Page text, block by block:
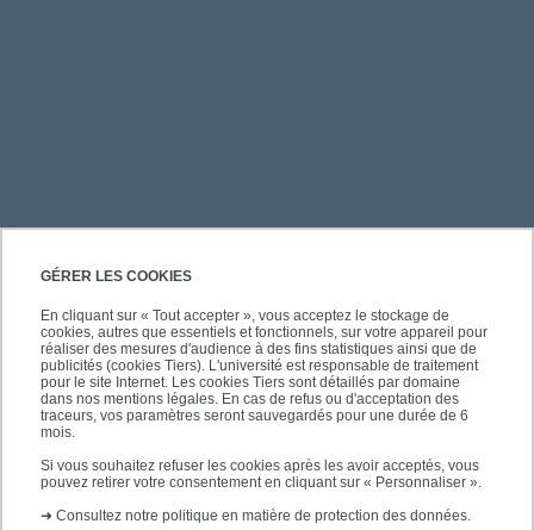
GÉRER LES COOKIES
En cliquant sur « Tout accepter », vous acceptez le stockage de
cookies, autres que essentiels et fonctionnels, sur votre appareil pour
réaliser des mesures d'audience à des fins statistiques ainsi que de
publicités (cookies Tiers). L'université est responsable de traitement
pour le site Internet. Les cookies Tiers sont détaillés par domaine
dans nos mentions légales. En cas de refus ou d'acceptation des
traceurs, vos paramètres seront sauvegardés pour une durée de 6
mois.
Si vous souhaitez refuser les cookies après les avoir acceptés, vous
pouvez retirer votre consentement en cliquant sur « Personnaliser ».
➜ Consultez notre politique en matière de protection des données.
PRATIQUE
ACCÈS RAPIDES
SUIVEZ-NOUS